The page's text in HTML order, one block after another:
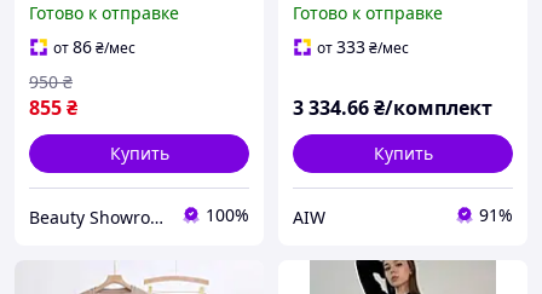
Готово к отправке
от86₴/мес
855₴
950 ₴
Купить
Beauty Showroom 100%
тройка со штанами Supe
ORIG айви 149
Готово к отправке
от333₴/мес
3 334.66₴/комплект
Купить
AIW 91%